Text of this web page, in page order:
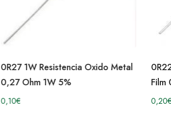
0R27 1W Resistencia Oxido Metal
0,27 Ohm 1W 5%
0,10€
Film
0,20€